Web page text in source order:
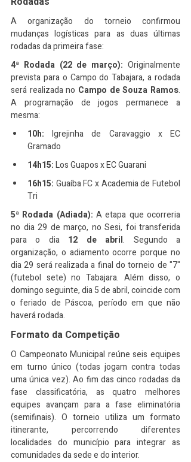
A organização do torneio confirmou
mudanças logísticas para as duas últimas
rodadas da primeira fase:
4ª Rodada (22 de março): Originalmente
prevista para o Campo do Tabajara, a rodada
será realizada no Campo de Souza Ramos.
A programação de jogos permanece a
mesma:
10h: Igrejinha de Caravaggio x EC
Gramado
14h15: Los Guapos x EC Guarani
16h15: Guaíba FC x Academia de Futebol
Tri
5ª Rodada (Adiada): A etapa que ocorreria
no dia 29 de março, no Sesi, foi transferida
para o dia 12 de abril. Segundo a
organização, o adiamento ocorre porque no
dia 29 será realizada a final do torneio de "7"
(futebol sete) no Tabajara. Além disso, o
domingo seguinte, dia 5 de abril, coincide com
o feriado de Páscoa, período em que não
haverá rodada.
Formato da Competição
O Campeonato Municipal reúne seis equipes
em turno único (todas jogam contra todas
uma única vez). Ao fim das cinco rodadas da
fase classificatória, as quatro melhores
equipes avançam para a fase eliminatória
(semifinais). O torneio utiliza um formato
itinerante, percorrendo diferentes
localidades do município para integrar as
comunidades da sede e do interior.